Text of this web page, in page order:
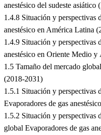
anestésico del sudeste asiático
1.4.8 Situación y perspectivas
anestésico en América Latina
1.4.9 Situación y perspectivas
anestésico en Oriente Medio
1.5 Tamaño del mercado
(2018-2031)
1.5.1 Situación y perspectivas
Evaporadores de gas
1.5.2 Situación y perspectivas
global Evaporadores de gas